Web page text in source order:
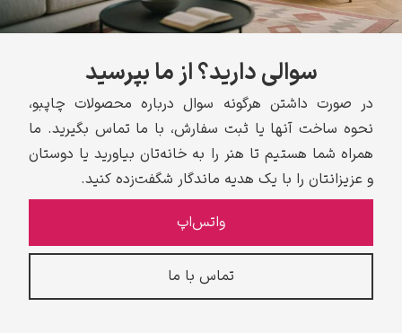
سوالی دارید؟ از ما بپرسید
در صورت داشتن هرگونه سوال درباره محصولات چاپبو،
نحوه ساخت آنها یا ثبت سفارش، با ما تماس بگیرید. ما
همراه شما هستیم تا هنر را به خانه‌تان بیاورید یا دوستان
و عزیزانتان را با یک هدیه ماندگار شگفت‌زده کنید.
واتس‌اپ
تماس با ما